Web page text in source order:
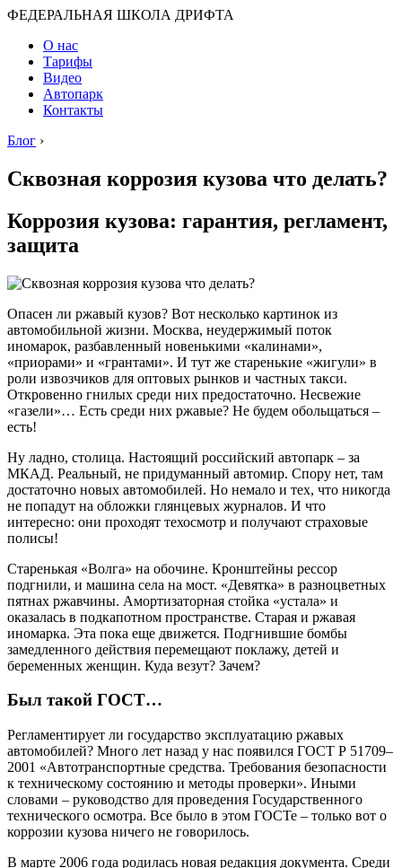
ФЕДЕРАЛЬНАЯ ШКОЛА ДРИФТА
О нас
Тарифы
Видео
Автопарк
Контакты
Блог ›
Сквозная коррозия кузова что делать?
Коррозия кузова: гарантия, регламент,
защита
Опасен ли ржавый кузов? Вот несколько картинок из
автомобильной жизни. Москва, неудержимый поток
иномарок, разбавленный новенькими «калинами»,
«приорами» и «грантами». И тут же старенькие «жигули» в
роли извозчиков для оптовых рынков и частных такси.
Откровенно гнилых среди них предостаточно. Несвежие
«газели»… Есть среди них ржавые? Не будем обольщаться –
есть!
Ну ладно, столица. Настоящий российский автопарк – за
МКАД. Реальный, не придуманный автомир. Спору нет, там
достаточно новых автомобилей. Но немало и тех, что никогда
не попадут на обложки глянцевых журналов. И что
интересно: они проходят техосмотр и получают страховые
полисы!
Старенькая «Волга» на обочине. Крон­штейны рессор
подгнили, и машина села на мост. «Девятка» в разноцветных
пятнах ржавчины. Амортизаторная стойка «устала» и
оказалась в подкапотном пространстве. Старая и ржавая
иномарка. Эта пока еще движется. Подгнившие бомбы
замедленного действия перемещают поклажу, детей и
беременных женщин. Куда везут? Зачем?
Был такой ГОСТ…
Регламентирует ли государство эксплуатацию ржавых
автомобилей? Много лет назад у нас появился ГОСТ Р 51709–
2001 «Автотранспортные средства. Требования безопасности
к техническому состоянию и методы проверки». Иными
словами – руководство для проведения Государственного
технического осмотра. Все было в этом ГОСТе – только вот о
коррозии кузова ничего не говорилось.
В марте 2006 года родилась новая редакция документа. Среди